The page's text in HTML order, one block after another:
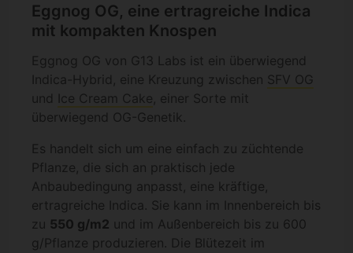
Eggnog OG, eine ertragreiche Indica
mit kompakten Knospen
Eggnog OG von G13 Labs ist ein überwiegend
Indica-Hybrid, eine Kreuzung zwischen SFV OG
und Ice Cream Cake, einer Sorte mit
überwiegend OG-Genetik.
Es handelt sich um eine einfach zu züchtende
Pflanze, die sich an praktisch jede
Anbaubedingung anpasst, eine kräftige,
ertragreiche Indica. Sie kann im Innenbereich bis
zu 550 g/m2 und im Außenbereich bis zu 600
g/Pflanze produzieren. Die Blütezeit im